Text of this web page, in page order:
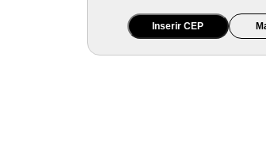
Inserir CEP